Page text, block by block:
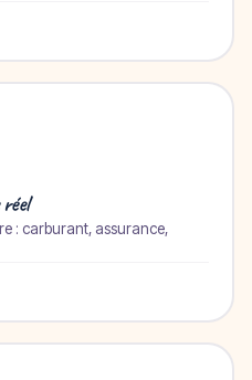
: carburant, assurance,